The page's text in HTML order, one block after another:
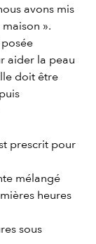
avons mis
».
aider la peau
doit être
prescrit pour
mélangé
heures
sous